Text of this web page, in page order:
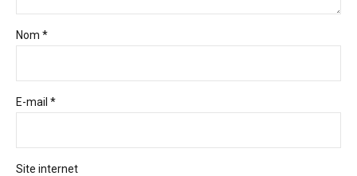
Nom *
E-mail *
Site internet